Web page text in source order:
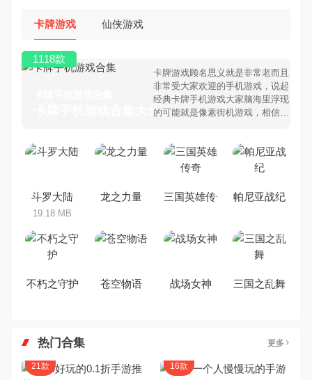
卡牌游戏 仙侠游戏
卡牌手机游戏合集大全 >
卡牌游戏顾名思义就是非常老而且
非常受大家欢迎的手机游戏，说起
经典卡牌手机游戏大家脑海里浮现
的可能就是像素街机游戏，相信很
牌手机游戏有哪些呢？游戏今天，
乐途下载站小编芒果味的怪咖给大
集，欢迎大家前来选择下载体验
1118款
斗罗大陆
19.18 MB
龙之力量 三国英雄传奇 帕尼亚战纪
不朽之守护 苍空物语 战场女神 三国之乱舞
热门合集 更多
21款 16款